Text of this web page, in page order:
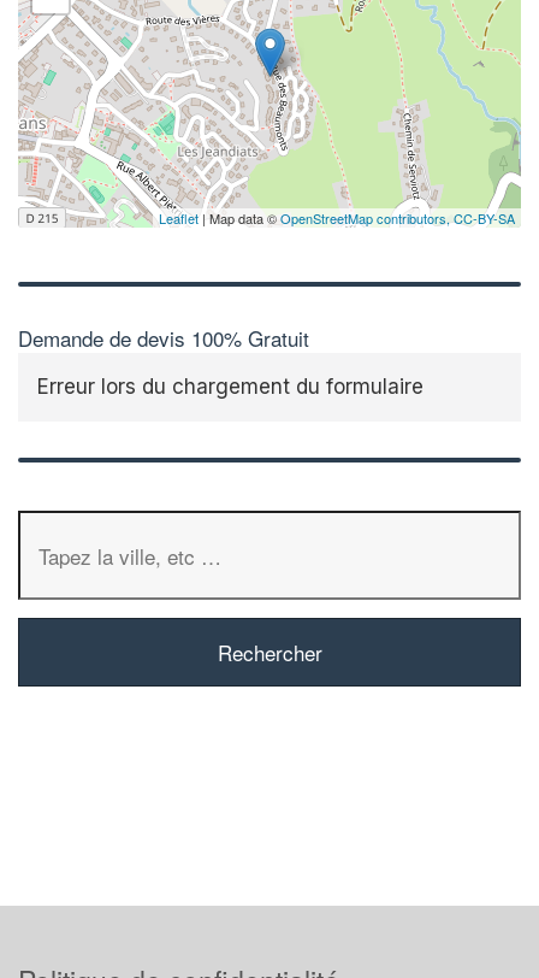
Leaflet | Map data ©OpenStreetMap contributors, CC-BY-SA
Demande de devis 100% Gratuit
Erreur lors du chargement du formulaire